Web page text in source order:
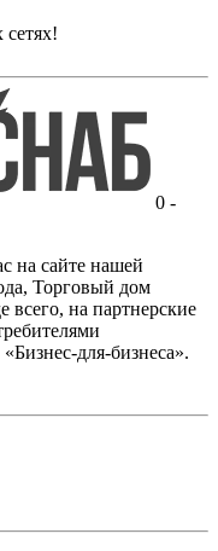
0 -
на сайте нашей
Торговый дом
всего, на партнерские
для-бизнеса».